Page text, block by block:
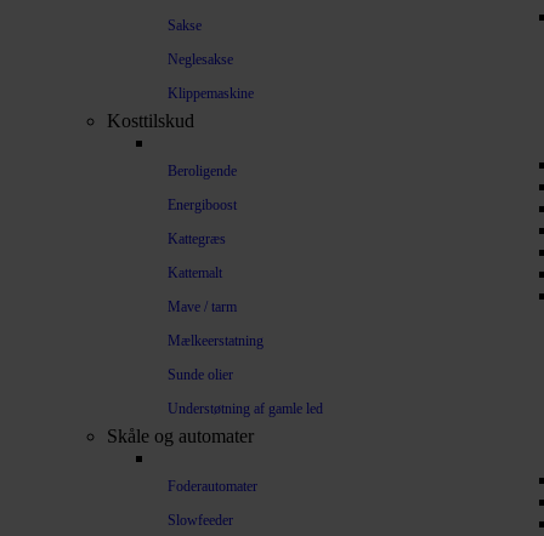
Sakse
Neglesakse
Klippemaskine
Kosttilskud
Beroligende
Energiboost
Kattegræs
Kattemalt
Mave / tarm
Mælkeerstatning
Sunde olier
Understøtning af gamle led
Skåle og automater
Foderautomater
Slowfeeder